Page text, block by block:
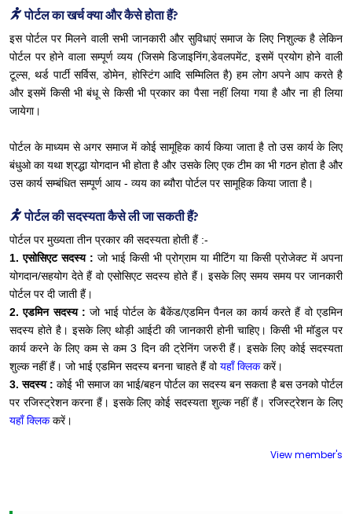
पोर्टल का खर्च क्या और कैसे होता हैं?
इस पोर्टल पर मिलने वाली सभी जानकारी और सुविधाएं समाज के लिए निशुल्क है लेकिन
पोर्टल पर होने वाला सम्पूर्ण व्यय (जिसमे डिजाइनिंग,डेवलपमेंट, इसमें प्रयोग होने वाली
टूल्स, थर्ड पार्टी सर्विस, डोमेन, होस्टिंग आदि सम्मिलित है) हम लोग अपने आप करते है
और इसमें किसी भी बंधू से किसी भी प्रकार का पैसा नहीं लिया गया है और ना ही लिया
जायेगा।
पोर्टल के माध्यम से अगर समाज में कोई सामूहिक कार्य किया जाता है तो उस कार्य के लिए
बंधुओ का यथा श्रद्धा योगदान भी होता है और उसके लिए एक टीम का भी गठन होता है और
उस कार्य सम्बंधित सम्पूर्ण आय - व्यय का ब्यौरा पोर्टल पर सामूहिक किया जाता है।
पोर्टल की सदस्यता कैसे ली जा सकती हैं?
पोर्टल पर मुख्यता तीन प्रकार की सदस्यता होती हैं :-
1. एसोसिएट सदस्य : जो भाई किसी भी प्रोग्राम या मीटिंग या किसी प्रोजेक्ट में अपना
योगदान/सहयोग देते हैं वो एसोसिएट सदस्य होते हैं। इसके लिए समय समय पर जानकारी
पोर्टल पर दी जाती हैं।
2. एडमिन सदस्य : जो भाई पोर्टल के बैकेंड/एडमिन पैनल का कार्य करते हैं वो एडमिन
सदस्य होते है। इसके लिए थोड़ी आईटी की जानकारी होनी चाहिए। किसी भी मॉडुल पर
कार्य करने के लिए कम से कम 3 दिन की ट्रेनिंग जरुरी हैं। इसके लिए कोई सदस्यता
शुल्क नहीं हैं। जो भाई एडमिन सदस्य बनना चाहते हैं वोयहाँ क्लिककरें।
3. सदस्य : कोई भी समाज का भाई/बहन पोर्टल का सदस्य बन सकता है बस उनको पोर्टल
पर रजिस्ट्रेशन करना हैं। इसके लिए कोई सदस्यता शुल्क नहीं हैं। रजिस्ट्रेशन के लिए
यहाँ क्लिककरें।
View member's